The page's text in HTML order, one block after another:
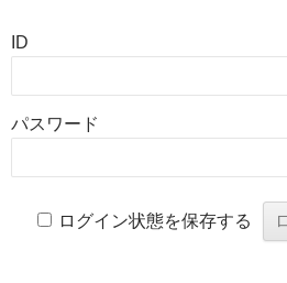
ID
パスワード
ログイン状態を保存する